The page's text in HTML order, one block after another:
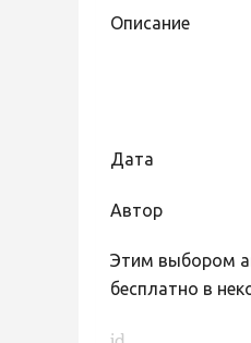
Описание
Дата
Автор
Этим выбором
бесплатно в